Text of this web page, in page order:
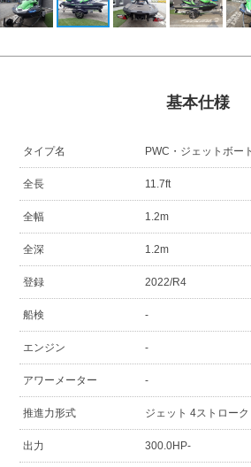
基本仕様
タイプ名 PWC・ジェットボート
全長 11.7ft
全幅 1.2m
全深 1.2m
登録 2022/R4
船検 -
エンジン -
アワーメーター -
推進力形式 ジェット 4ストローク
出力 300.0HP-